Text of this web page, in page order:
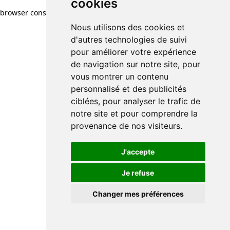
cookies
Nous utilisons des cookies et
d'autres technologies de suivi
pour améliorer votre expérience
de navigation sur notre site, pour
vous montrer un contenu
personnalisé et des publicités
ciblées, pour analyser le trafic de
notre site et pour comprendre la
provenance de nos visiteurs.
J'accepte
Je refuse
Changer mes préférences
browser console for more information)